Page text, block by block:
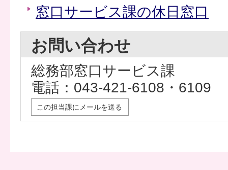
窓口サービス課の休日窓口
お問い合わせ
総務部窓口サービス課
電話：043-421-6108・6109
この担当課にメールを送る